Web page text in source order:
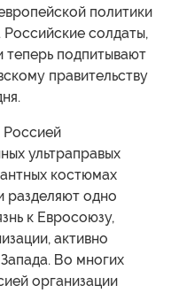
политики
Российские солдаты,
подпитывают
правительству
Россией
ультраправых
костюмах
разделяют одно
к Евросоюзу,
активно
Во многих
организации